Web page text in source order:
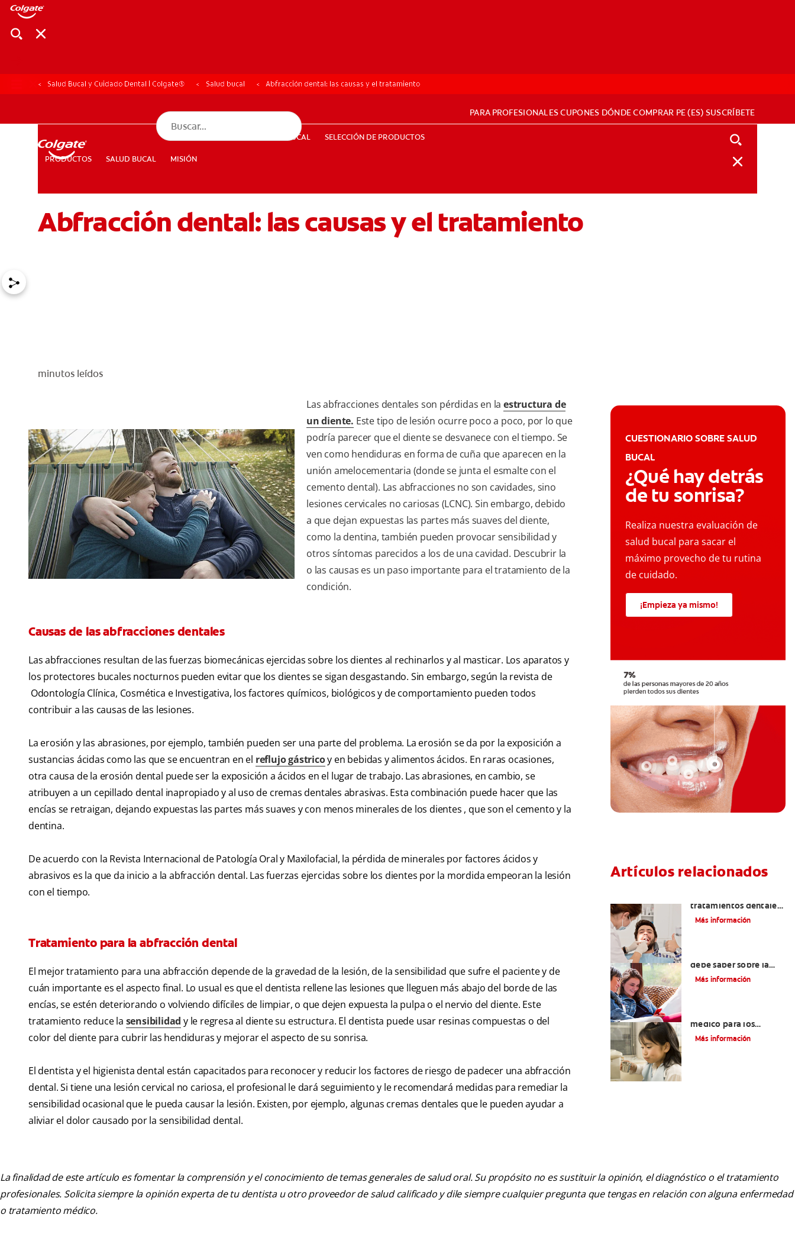
PRODUCTOS
CHEQUEO DE SALUD BUCAL
PARA PROFESIONALES CUPONES DÓNDE COMPRAR PE (ES) SUSCRÍBETE
PARA PROFESIONALESCUPONES DÓNDE COMPRAR PE (ES) SUSCRÍBETE
PRODUCTOS SALUD BUCAL MISIÓN
CHEQUEO DE SALUD BUCAL SELECCIÓN DE PRODUCTOS
Salud Bucal y Cuidado Dental | Colgate® Salud bucal Abfracción dental: las causas y el tratamiento
Abfracción dental: las causas y el tratamiento
minutos leídos
Las abfracciones dentales son pérdidas en la estructura de
un diente. Este tipo de lesión ocurre poco a poco, por lo que
podría parecer que el diente se desvanece con el tiempo. Se
ven como hendiduras en forma de cuña que aparecen en la
unión amelocementaria (donde se junta el esmalte con el
cemento dental). Las abfracciones no son cavidades, sino
lesiones cervicales no cariosas (LCNC). Sin embargo, debido
a que dejan expuestas las partes más suaves del diente,
como la dentina, también pueden provocar sensibilidad y
otros síntomas parecidos a los de una cavidad. Descubrir la
o las causas es un paso importante para el tratamiento de la
condición.
Causas de las abfracciones dentales
Las abfracciones resultan de las fuerzas biomecánicas ejercidas sobre los dientes al rechinarlos y al masticar. Los aparatos y
los protectores bucales nocturnos pueden evitar que los dientes se sigan desgastando. Sin embargo, según la revista de
Odontología Clínica, Cosmética e Investigativa, los factores químicos, biológicos y de comportamiento pueden todos
contribuir a las causas de las lesiones.
La erosión y las abrasiones, por ejemplo, también pueden ser una parte del problema. La erosión se da por la exposición a
sustancias ácidas como las que se encuentran en el reflujo gástricoy en bebidas y alimentos ácidos. En raras ocasiones,
otra causa de la erosión dental puede ser la exposición a ácidos en el lugar de trabajo. Las abrasiones, en cambio, se
atribuyen a un cepillado dental inapropiado y al uso de cremas dentales abrasivas. Esta combinación puede hacer que las
encías se retraigan, dejando expuestas las partes más suaves y con menos minerales de los dientes , que son el cemento y la
dentina.
De acuerdo con la Revista Internacional de Patología Oral y Maxilofacial, la pérdida de minerales por factores ácidos y
abrasivos es la que da inicio a la abfracción dental. Las fuerzas ejercidas sobre los dientes por la mordida empeoran la lesión
con el tiempo.
Tratamiento para la abfracción dental
El mejor tratamiento para una abfracción depende de la gravedad de la lesión, de la sensibilidad que sufre el paciente y de
cuán importante es el aspecto final. Lo usual es que el dentista rellene las lesiones que lleguen más abajo del borde de las
encías, se estén deteriorando o volviendo difíciles de limpiar, o que dejen expuesta la pulpa o el nervio del diente. Este
tratamiento reduce la sensibilidad y le regresa al diente su estructura. El dentista puede usar resinas compuestas o del
color del diente para cubrir las hendiduras y mejorar el aspecto de su sonrisa.
El dentista y el higienista dental están capacitados para reconocer y reducir los factores de riesgo de padecer una abfracción
dental. Si tiene una lesión cervical no cariosa, el profesional le dará seguimiento y le recomendará medidas para remediar la
sensibilidad ocasional que le pueda causar la lesión. Existen, por ejemplo, algunas cremas dentales que le pueden ayudar a
aliviar el dolor causado por la sensibilidad dental.
CUESTIONARIO SOBRE SALUD
BUCAL
¿Qué hay detrás
de tu sonrisa?
Realiza nuestra evaluación de
salud bucal para sacar el
máximo provecho de tu rutina
de cuidado.
¡Empieza ya mismo!
Artículos relacionados
tratamientos dentales
con láser
Más información
debe saber sobre la
extracción de dientes
Más información
médico para los
estudiantes
Más información
La finalidad de este artículo es fomentar la comprensión y el conocimiento de temas generales de salud oral. Su propósito no es sustituir la opinión, el diagnóstico o el tratamiento
profesionales. Solicita siempre la opinión experta de tu dentista u otro proveedor de salud calificado y dile siempre cualquier pregunta que tengas en relación con alguna enfermedad
o tratamiento médico.